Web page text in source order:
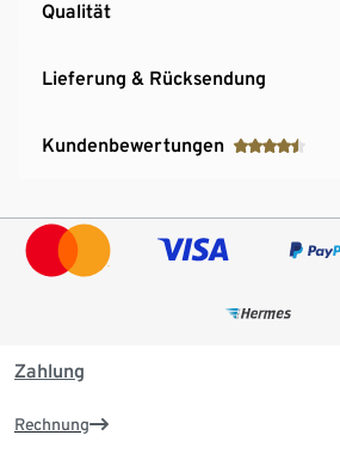
Qualität
Lieferung & Rücksendung
Kundenbewertungen
Zahlung
Rechnung